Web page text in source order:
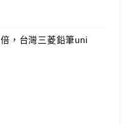
，台灣三菱鉛筆uni